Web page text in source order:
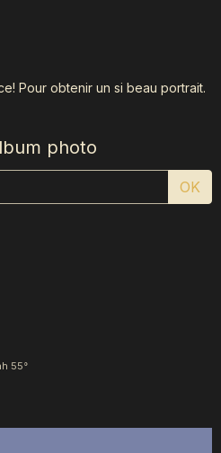
Pour obtenir un si beau portrait.
photo
OK
55°